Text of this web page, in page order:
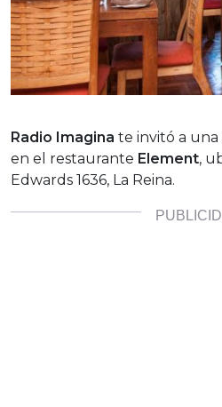
Radio Imagina te invitó a una
en el restaurante Element,
Edwards 1636, La Reina.